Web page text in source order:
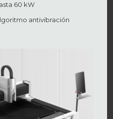
60 kW
antivibración